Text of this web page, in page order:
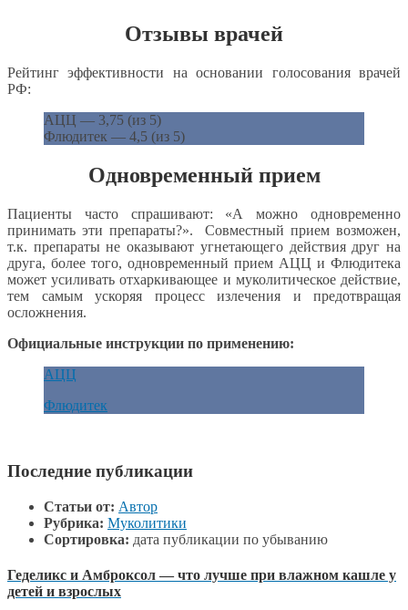
Отзывы врачей
Рейтинг эффективности на основании голосования врачей
РФ:
АЦЦ — 3,75 (из 5)
Флюдитек — 4,5 (из 5)
Одновременный прием
Пациенты часто спрашивают: «А можно одновременно
принимать эти препараты?». Совместный прием возможен,
т.к. препараты не оказывают угнетающего действия друг на
друга, более того, одновременный прием АЦЦ и Флюдитека
может усиливать отхаркивающее и муколитическое действие,
тем самым ускоряя процесс излечения и предотвращая
осложнения.
Официальные инструкции по применению:
АЦЦ
Флюдитек
Последние публикации
Статьи от: Автор
Рубрика: Муколитики
Сортировка: дата публикации по убыванию
Геделикс и Амброксол — что лучше при влажном кашле у
детей и взрослых